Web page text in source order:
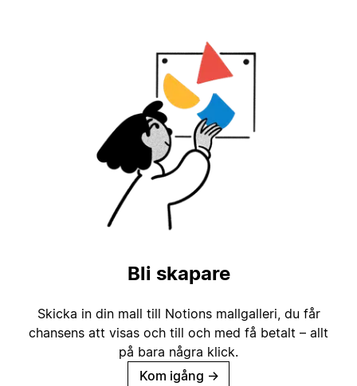
Bli skapare
Skicka in din mall till Notions mallgalleri, du får
chansens att visas och till och med få betalt – allt
på bara några klick.
Kom igång →